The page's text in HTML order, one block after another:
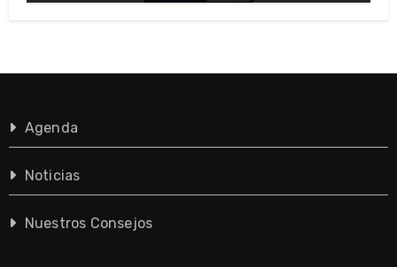
Agenda
Noticias
Nuestros Consejos